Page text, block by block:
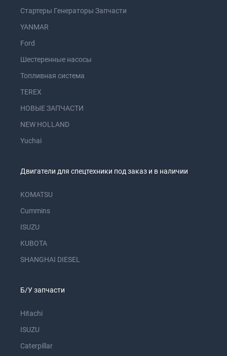
Стартеры Генераторы Запчасти
YANMAR
Ford
Шестеренные насосы
Топливная система
TEREX
НОВЫЕ ЗАПЧАСТИ
NEW HOLLAND
Yuchai
Двигатели для спецтехники под заказ и в наличии
KOMATSU
Cummins
ISUZU
KUBOTA
SHANGHAI DIESEL
Б/У запчасти
Hitachi
ISUZU
Caterpillar